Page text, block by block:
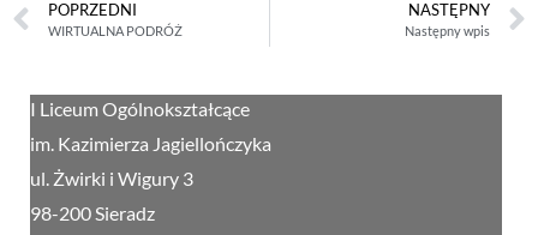
POPRZEDNI
WIRTUALNA PODRÓŻ
NASTĘPNY
Następny wpis
I Liceum Ogólnokształcące
im. Kazimierza Jagiellończyka
ul. Żwirki i Wigury 3
98-200 Sieradz